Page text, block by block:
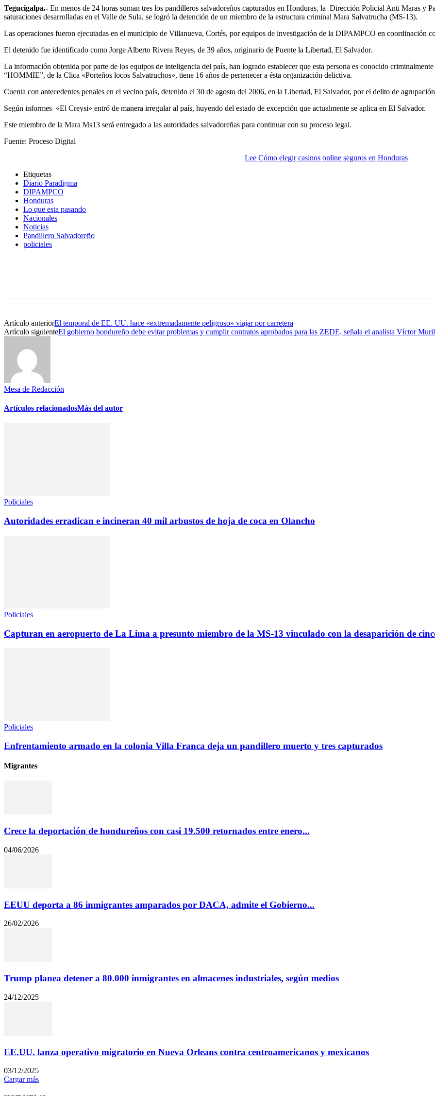
Tegucigalpa.- En menos de 24 horas suman tres los pandilleros salvadoreños capturados en Honduras, la Dirección Policial Anti Maras y
saturaciones desarrolladas en el Valle de Sula, se logró la detención de un miembro de la estructura criminal Mara Salvatrucha (MS-13).
Las operaciones fueron ejecutadas en el municipio de Villanueva, Cortés, por equipos de investigación de la DIPAMPCO en coordinación
El detenido fue identificado como Jorge Alberto Rivera Reyes, de 39 años, originario de Puente la Libertad, El Salvador.
La información obtenida por parte de los equipos de inteligencia del país, han logrado establecer que esta persona es conocido
“HOMMIE”, de la Clica «Porteños locos Salvatruchos», tiene 16 años de pertenecer a ésta organización delictiva.
Cuenta con antecedentes penales en el vecino país, detenido el 30 de agosto del 2006, en la Libertad, El Salvador, por el delito de
Según informes «El Creysi» entró de manera irregular al país, huyendo del estado de excepción que actualmente se aplica en El Salvador.
Este miembro de la Mara Ms13 será entregado a las autoridades salvadoreñas para continuar con su proceso legal.
Fuente: Proceso Digital
Lee Cómo elegir casinos online seguros en Honduras
Etiquetas
Diario Paradigma
DIPAMPCO
Honduras
Lo que esta pasando
Nacionales
Noticias
Pandillero Salvadoreño
policiales
Artículo anteriorEl temporal de EE. UU. hace «extremadamente peligroso» viajar por carretera
Artículo siguienteEl gobierno hondureño debe evitar problemas y cumplir contratos aprobados para las ZEDE, señala el analista Víctor
Mesa de Redacción
Artículos relacionadosMás del autor
Policiales
Autoridades erradican e incineran 40 mil arbustos de hoja de coca en Olancho
Policiales
Capturan en aeropuerto de La Lima a presunto miembro de la MS-13 vinculado con la desaparición de
Policiales
Enfrentamiento armado en la colonia Villa Franca deja un pandillero muerto y tres capturados
Migrantes
Crece la deportación de hondureños con casi 19.500 retornados entre enero...
04/06/2026
EEUU deporta a 86 inmigrantes amparados por DACA, admite el Gobierno...
26/02/2026
Trump planea detener a 80.000 inmigrantes en almacenes industriales, según medios
24/12/2025
EE.UU. lanza operativo migratorio en Nueva Orleans contra centroamericanos y mexicanos
03/12/2025
Cargar más